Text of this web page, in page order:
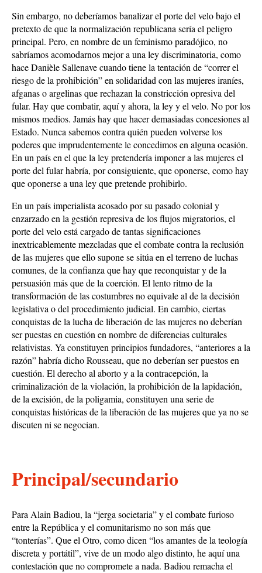
Sin embargo, no deberíamos banalizar el porte del velo bajo el
pretexto de que la normalización republicana sería el peligro
principal. Pero, en nombre de un feminismo paradójico, no
sabríamos acomodarnos mejor a una ley discriminatoria, como
hace Danièle Sallenave cuando tiene la tentación de “correr el
riesgo de la prohibición” en solidaridad con las mujeres iraníes,
afganas o argelinas que rechazan la constricción opresiva del
fular. Hay que combatir, aquí y ahora, la ley y el velo. No por los
mismos medios. Jamás hay que hacer demasiadas concesiones al
Estado. Nunca sabemos contra quién pueden volverse los
poderes que imprudentemente le concedimos en alguna ocasión.
En un país en el que la ley pretendería imponer a las mujeres el
porte del fular habría, por consiguiente, que oponerse, como hay
que oponerse a una ley que pretende prohibirlo.
En un país imperialista acosado por su pasado colonial y
enzarzado en la gestión represiva de los flujos migratorios, el
porte del velo está cargado de tantas significaciones
inextricablemente mezcladas que el combate contra la reclusión
de las mujeres que ello supone se sitúa en el terreno de luchas
comunes, de la confianza que hay que reconquistar y de la
persuasión más que de la coerción. El lento ritmo de la
transformación de las costumbres no equivale al de la decisión
legislativa o del procedimiento judicial. En cambio, ciertas
conquistas de la lucha de liberación de las mujeres no deberían
ser puestas en cuestión en nombre de diferencias culturales
relativistas. Ya constituyen principios fundadores, “anteriores a la
razón” habría dicho Rousseau, que no deberían ser puestos en
cuestión. El derecho al aborto y a la contracepción, la
criminalización de la violación, la prohibición de la lapidación,
de la excisión, de la poligamia, constituyen una serie de
conquistas históricas de la liberación de las mujeres que ya no se
discuten ni se negocian.
Principal/secundario
Para Alain Badiou, la “jerga societaria” y el combate furioso
entre la República y el comunitarismo no son más que
“tonterías”. Que el Otro, como dicen “los amantes de la teología
discreta y portátil”, vive de un modo algo distinto, he aquí una
contestación que no compromete a nada. Badiou remacha el